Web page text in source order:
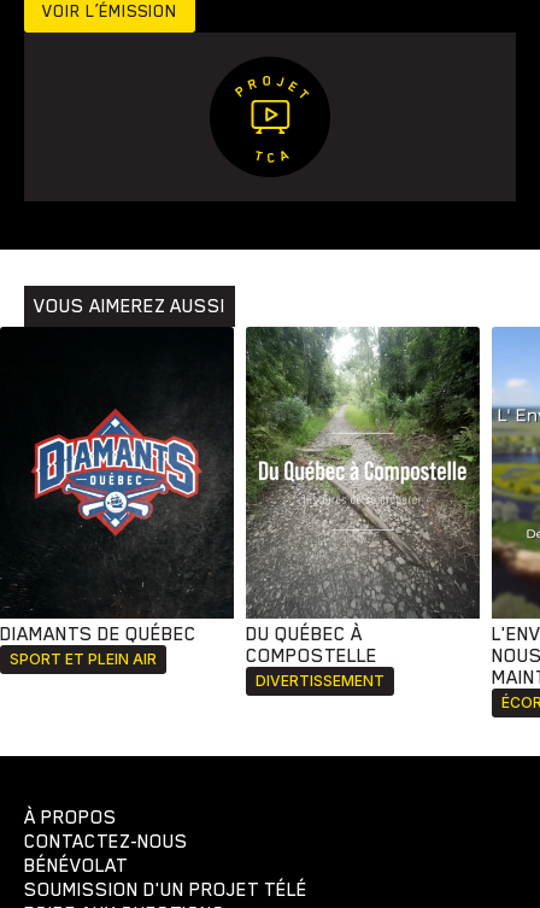
VOIR L’ÉMISSION
VOUS AIMEREZ AUSSI
DIAMANTS DE QUÉBEC
SPORT ET PLEIN AIR
DU QUÉBEC À
COMPOSTELLE
DIVERTISSEMENT
À PROPOS
CONTACTEZ-NOUS
BÉNÉVOLAT
SOUMISSION D'UN PROJET TÉLÉ